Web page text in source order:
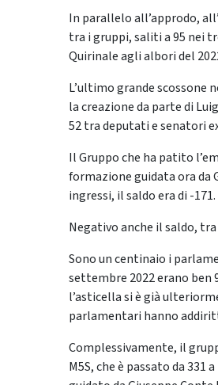
In parallelo all’approdo,
tra i gruppi, saliti a 95 nei
Quirinale agli albori del
L’ultimo grande scossone
la creazione da parte di
52 tra deputati e senatori
Il Gruppo che ha patito
formazione guidata ora da
ingressi, il saldo era di -171.
Negativo anche il saldo,
Sono un centinaio i
settembre 2022 erano ben
l’asticella si è già
parlamentari hanno
Complessivamente, il
M5S, che è passato da